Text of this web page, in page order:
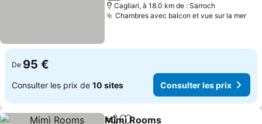
Cagliari, à 18.0 km de : Sarroch
Chambres avec balcon et vue sur la mer
De 95 €
Consulter les prix de 10 sites Consulter les prix
Mimì Rooms